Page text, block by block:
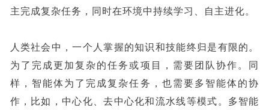
主完成复杂任务，同时在环境中持续学习、自主进化。
人类社会中，一个人掌握的知识和技能终归是有限的。
为了完成更加复杂的任务或项目，需要团队协作。同
样，智能体为了完成复杂任务，也需要多智能体的协
作，比如，中心化、去中心化和流水线等模式。多智能